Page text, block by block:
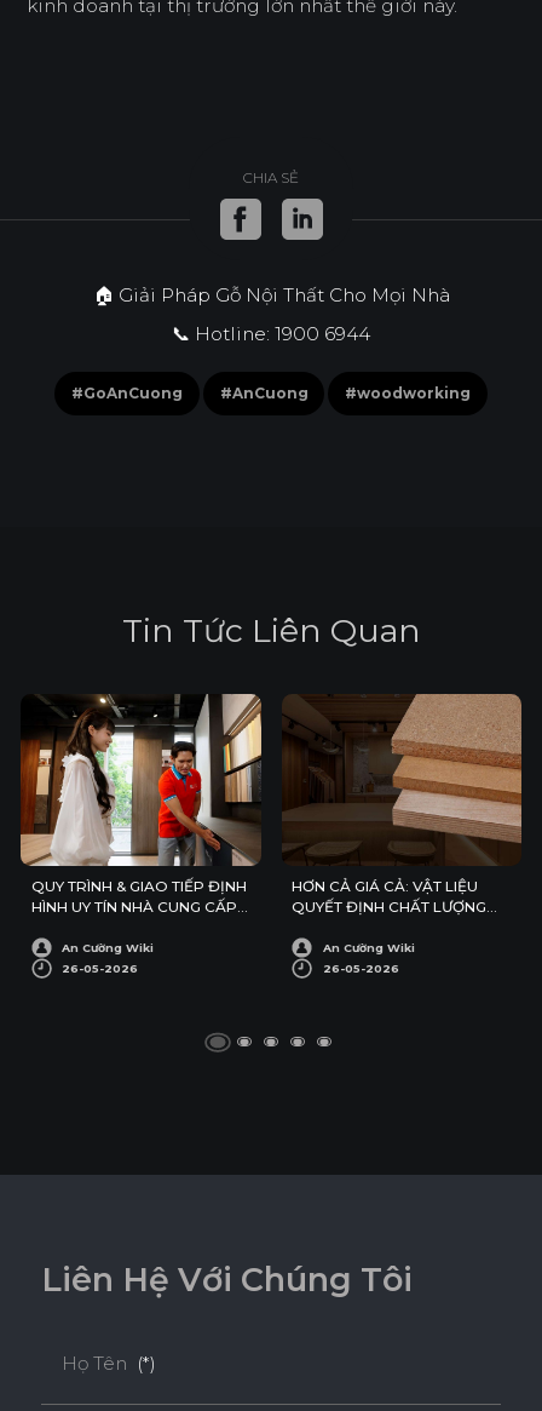
kinh doanh tại thị trường lớn nhất thế giới này.
CHIA SẺ
🏠 Giải Pháp Gỗ Nội Thất Cho Mọi Nhà
📞 Hotline: 1900 6944
#GoAnCuong #AnCuong #woodworking
Tin Tức Liên Quan
QUY TRÌNH & GIAO TIẾP ĐỊNH
HÌNH UY TÍN NHÀ CUNG CẤP
An Cường Wiki
26-05-2026
HƠN CẢ GIÁ CẢ: VẬT LIỆU
QUYẾT ĐỊNH CHẤT LƯỢNG
XUẤT KHẨU
An Cường Wiki
26-05-2026
Liên Hệ Với Chúng Tôi
Họ Tên (*)